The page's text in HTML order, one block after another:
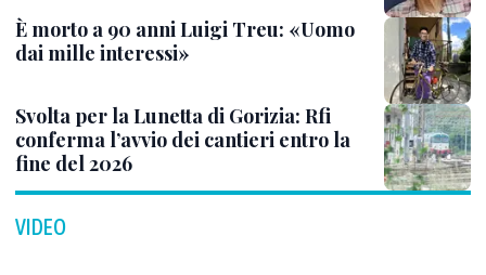
È morto a 90 anni Luigi Treu: «Uomo
dai mille interessi»
Svolta per la Lunetta di Gorizia: Rfi
conferma l’avvio dei cantieri entro la
fine del 2026
VIDEO